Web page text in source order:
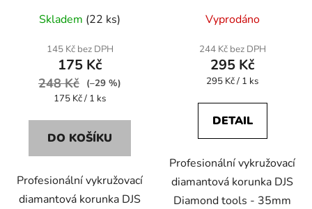
Skladem (22 ks)
145 Kč bez DPH
175 Kč
248 Kč
(–29 %)
Měrná
175 Kč / 1 ks
DO KOŠÍKU
Profesionální vykružovací
diamantová korunka DJS
Vyprodáno
244 Kč bez DPH
295 Kč
Měrná
295 Kč / 1 ks
DETAIL
Profesionální vykružovací
diamantová korunka DJS
Diamond tools - 35mm